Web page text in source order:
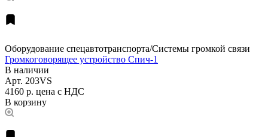
Оборудование спецавтотранспорта/Системы громкой связи
Громкоговорящее устройство Спич-1
В наличии
Арт. 203VS
4160 р. цена с НДС
В корзину